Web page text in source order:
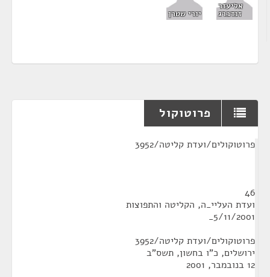
אליעזר
זנדברג יורי שטרן
פרוטוקול
פרוטוקולים/ועדת קליטה/3952
46
ועדת העליי_ה, הקליטה והתפוצות
5/11/2001_
פרוטוקולים/ועדת קליטה/3952
ירושלים, כ"ו בחשון, תשס"ב
12 בנובמבר, 2001